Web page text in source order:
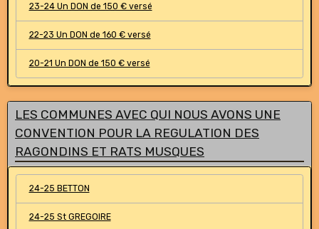
23-24 Un DON de 150 € versé
22-23 Un DON de 160 € versé
20-21 Un DON de 150 € versé
LES COMMUNES AVEC QUI NOUS AVONS UNE
CONVENTION POUR LA REGULATION DES
RAGONDINS ET RATS MUSQUES
24-25 BETTON
24-25 St GREGOIRE